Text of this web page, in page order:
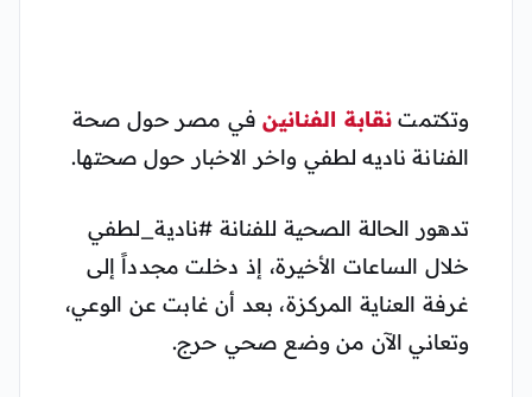
وتكتمت نقابة الفنانينفي مصر حول صحة
الفنانة ناديه لطفي واخر الاخبار حول صحتها.
تدهور الحالة الصحية للفنانة ⁧#نادية_لطفي⁩
خلال الساعات الأخيرة، إذ دخلت مجدداً إلى
غرفة العناية المركزة، بعد أن غابت عن الوعي،
وتعاني الآن من وضع صحي حرج.